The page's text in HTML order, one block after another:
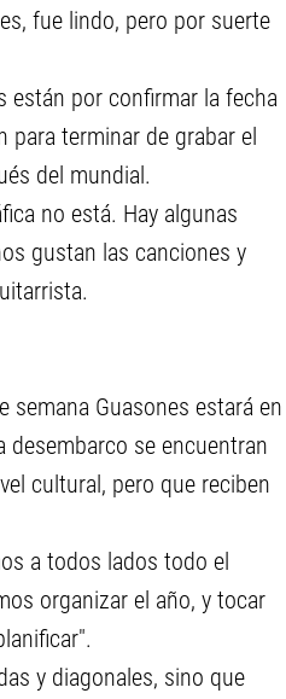
fue lindo, pero por suerte
están por confirmar la fecha
para terminar de grabar el
del mundial.
no está. Hay algunas
gustan las canciones y
semana Guasones estará en
desembarco se encuentran
cultural, pero que reciben
a todos lados todo el
organizar el año, y tocar
y diagonales, sino que